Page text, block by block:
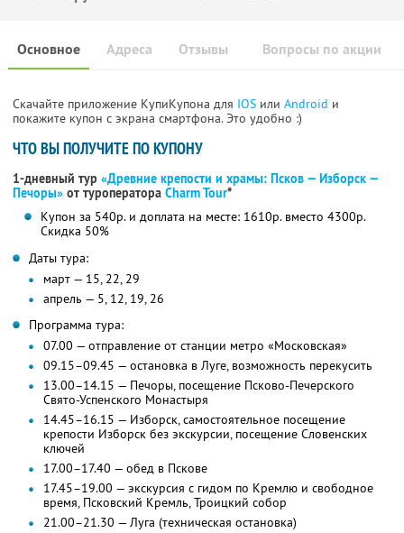
Основное Отзывы Вопросы по акции
Адреса
Скачайте приложение КупиКупона для IOS или Android и
покажите купон с экрана смартфона. Это удобно :)
ЧТО ВЫ ПОЛУЧИТЕ ПО КУПОНУ
1-дневный тур «Древние крепости и храмы: Псков — Изборск —
Печоры» от туроператора Charm Tour*
Купон за 540р. и доплата на месте: 1610р. вместо 4300р.
Скидка 50%
Даты тура:
март — 15, 22, 29
апрель — 5, 12, 19, 26
Программа тура:
07.00 — отправление от станции метро «Московская»
09.15–09.45 — остановка в Луге, возможность перекусить
13.00–14.15 — Печоры, посещение Псково-Печерского
Свято-Успенского Монастыря
14.45–16.15 — Изборск, самостоятельное посещение
крепости Изборск без экскурсии, посещение Словенских
ключей
17.00–17.40 — обед в Пскове
17.45–19.00 — экскурсия с гидом по Кремлю и свободное
время, Псковский Кремль, Троицкий собор
21.00–21.30 — Луга (техническая остановка)